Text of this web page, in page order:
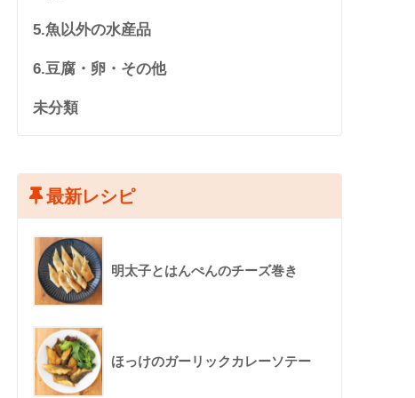
5.魚以外の水産品
6.豆腐・卵・その他
未分類
最新レシピ
明太子とはんぺんのチーズ巻き
ほっけのガーリックカレーソテー